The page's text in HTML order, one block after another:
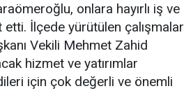
onlara hayırlı iş ve
İlçede yürütülen çalışmalar
Vekili Mehmet Zahid
hizmet ve yatırımlar
için çok değerli ve önemli